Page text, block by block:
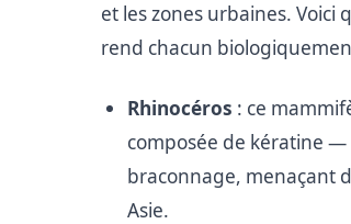
et les zones urbaines.
rend chacun
Rhinocéros : ce
composée de kératine —
braconnage, menaçant
Asie.